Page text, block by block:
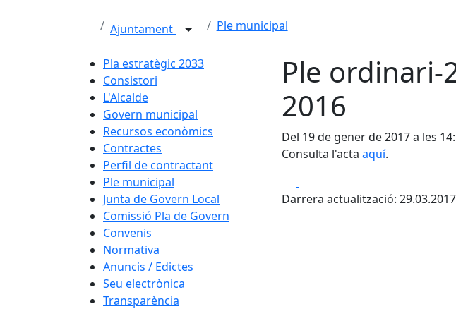
Ajuntament Ple municipal
Pla estratègic 2033
Consistori
L'Alcalde
Govern municipal
Recursos econòmics
Contractes
Perfil de contractant
Ple municipal
Junta de Govern Local
Comissió Pla de Govern
Convenis
Normativa
Anuncis / Edictes
Seu electrònica
Transparència
Ple ordinari-
2016
Del 19 de gener de 2017 a les
Consulta l'acta aquí.
Darrera actualització: